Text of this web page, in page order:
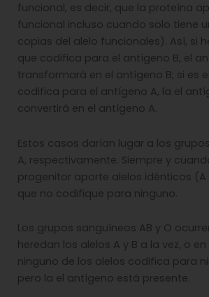
funcional, es decir, que la proteína
funcional incluso cuando solo tiene
copias del alelo funcionales). Así, si
que codifica para el antígeno B, el
transformará en el antígeno B; si es
codifica para el antígeno A, la el
convertirá en el antígeno A.
Estos casos darían lugar a los
A, respectivamente. Siempre y
progenitor aporte alelos idénticos (A
que no codifique para ninguno.
Los grupos sanguíneos AB y O
heredan los alelos A y B a la vez, o
ninguno de los alelos codifica para
pero la el antígeno está presente.